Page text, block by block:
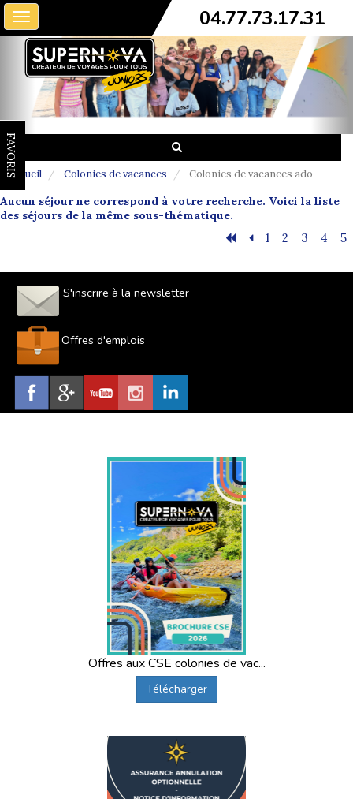
Toggle
navigation
04.77.73.17.31
FAVORIS
Accueil Colonies de vacances Colonies de vacances ado
Aucun séjour ne correspond à votre recherche. Voici la liste
des séjours de la même sous-thématique.
1 2 3 4 5
S'inscrire à la newsletter
Offres d'emplois
Offres aux CSE colonies de vac...
Télécharger